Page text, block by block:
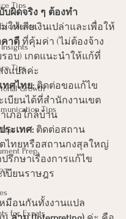
Tips
Tips
Growth
Tips
Prep
for Expats
บผิดจริง ๆ ต้องทำ
ให้เสียเงินเปล่าและเพื่อให้
คาดี ที่คุ้มค่า (ไม่ต้องจ้าง
อบ) เกดแนะนำให้แก้ที่
งแปลค่ะ
ทศไทย: ติดต่อขอแก้ไข
เบียนได้ที่สำนักงานเขต
เภอใกล้บ้าน
ระเทศ: ติดต่อสถาน
ไทยหรือสถานกงสุลใหญ่
รึกษาเรื่องการแก้ไข
เบียนราษฎร
มือนกันทั้งงานแปล